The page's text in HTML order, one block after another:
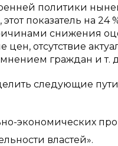
политики
показатель на 24
снижения
отсутствие
граждан и т.
следующие
экономических
властей».